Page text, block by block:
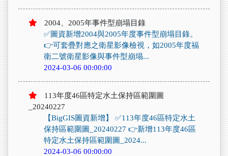
2004、2005年事件型崩塌目錄
✅圖資新增2004與2005年度事件型崩塌目錄。
👉可套疊對應之衛星影像檢視，如2005年度福
衛二號衛星影像與事件型崩塌...
2024-03-06 00:00:00
113年度46區特定水土保持區範圍圖
_20240227
【BigGIS圖資新增】 ✅113年度46區特定水土
保持區範圍圖_20240227 👉新增113年度46區
特定水土保持區範圍圖_2024...
2024-03-06 00:00:00